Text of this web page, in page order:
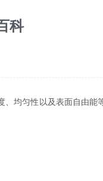
科
均匀性以及表面自由能